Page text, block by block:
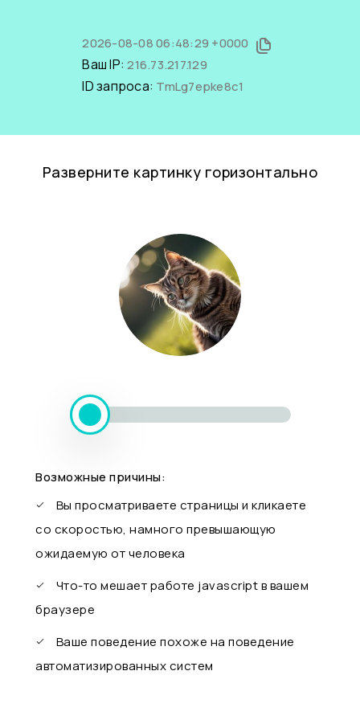
2026-08-08 06:48:29 +0000
Ваш IP:216.73.217.129
ID запроса: TmLg7epke8c1
Разверните картинку горизонтально
Возможные причины:
Вы просматриваете страницы и кликаете
со скоростью, намного превышающую
ожидаемую от человека
Что-то мешает работе javascript в вашем
браузере
Ваше поведение похоже на поведение
автоматизированных систем